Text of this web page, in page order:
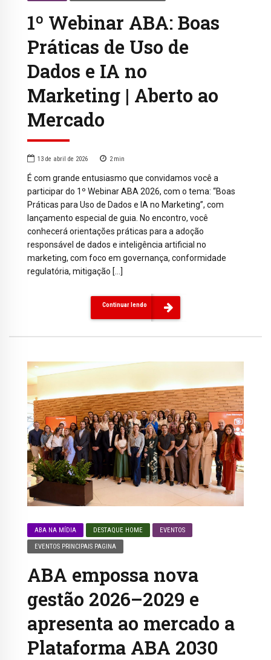
1º Webinar ABA: Boas
Práticas de Uso de
Dados e IA no
Marketing | Aberto ao
Mercado
13 de abril de 2026 2 min
É com grande entusiasmo que convidamos você a
participar do 1º Webinar ABA 2026, com o tema: “Boas
Práticas para Uso de Dados e IA no Marketing”, com
lançamento especial de guia. No encontro, você
conhecerá orientações práticas para a adoção
responsável de dados e inteligência artificial no
marketing, com foco em governança, conformidade
regulatória, mitigação […]
Continuar lendo
ABA NA MÍDIA DESTAQUE HOME EVENTOS
EVENTOS PRINCIPAIS PAGINA
ABA empossa nova
gestão 2026–2029 e
apresenta ao mercado a
Plataforma ABA 2030